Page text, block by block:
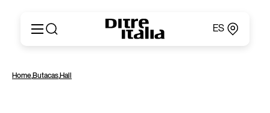
ES
Productos
English
Home,Butacas,Hall